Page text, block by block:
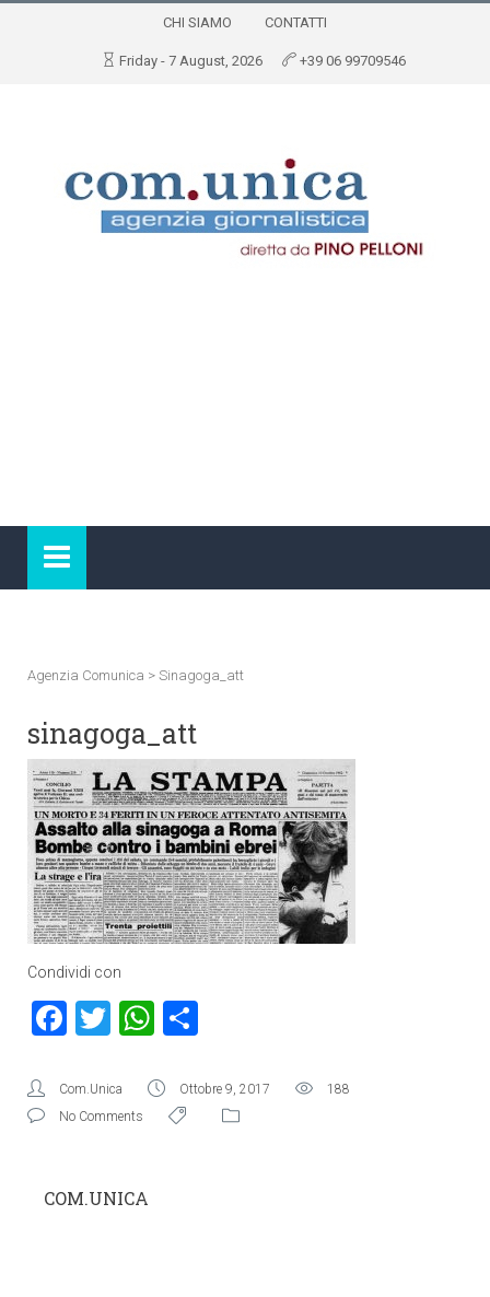
CHI SIAMO CONTATTI
Friday - 7 August, 2026 +39 06 99709546
Agenzia Comunica > Sinagoga_att
sinagoga_att
Condividi con
Facebook
TwitterWhatsApp
Com.Unica Ottobre 9, 2017
188
No Comments
COM.UNICA